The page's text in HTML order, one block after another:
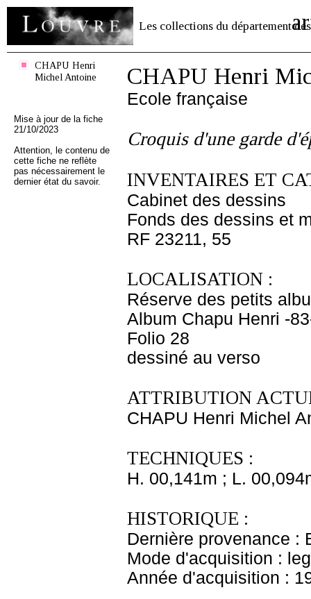
Les collections du département des
CHAPU Henri
Michel Antoine
Mise à jour de la fiche
21/10/2023
Attention, le contenu de
cette fiche ne reflète
pas nécessairement le
dernier état du savoir.
CHAPU Henri
Ecole française
Croquis d'une garde
INVENTAIRES ET
Cabinet des dessins
Fonds des dessins et
RF 23211, 55
LOCALISATION :
Réserve des petits
Album Chapu Henri -
Folio 28
dessiné au verso
ATTRIBUTION
CHAPU Henri Michel
TECHNIQUES :
H. 00,141m ; L.
HISTORIQUE :
Dernière provenance :
Mode d'acquisition :
Année d'acquisition :